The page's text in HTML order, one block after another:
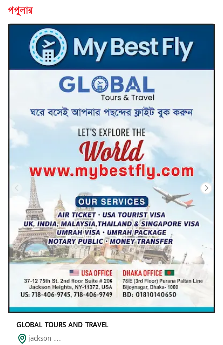
পপুলার
GLOBAL TOURS AND TRAVEL
jackson ...